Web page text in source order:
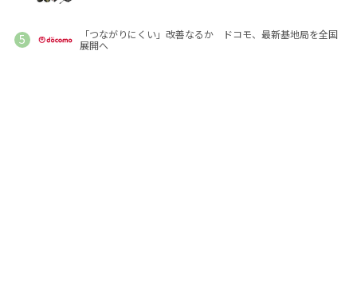
「つながりにくい」改善なるか ドコモ、最新基地局を全国
展開へ